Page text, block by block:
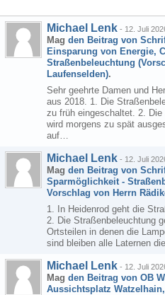
Michael Lenk - 12. Juli
Mag den Beitrag von
Einsparung von Energie,
Straßenbeleuchtung
Laufenselden).
Sehr geehrte Damen und
aus 2018. 1. Die
zu früh eingeschaltet. 2. Die
wird morgens zu spät
auf…
Michael Lenk - 12. Juli
Mag den Beitrag von
Sparmöglichkeit -
Vorschlag von Herrn
1. In Heidenrod geht die
2. Die Straßenbeleuchtung
Ortsteilen in denen die
sind bleiben alle Laternen
Michael Lenk - 12. Juli
Mag den Beitrag von OB
Aussichtsplatz